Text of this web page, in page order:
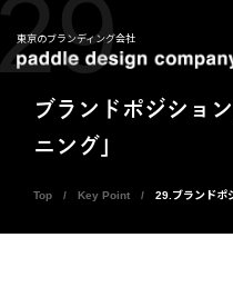
東京のブランディング会社
ブランドポジショ
ニング」
Top Key Point 29.ブランドポ